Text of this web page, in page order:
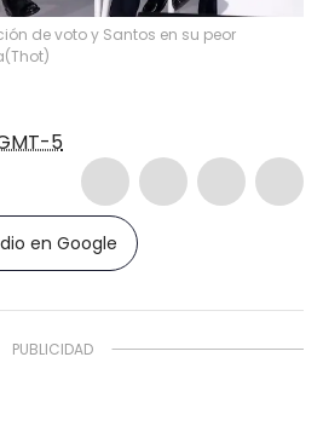
de voto y Santos en su peor
(Thot)
5
en Google